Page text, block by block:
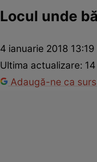
Locul unde
4 ianuarie 2018 13:19
Ultima actualizare:
Adaugă-ne ca